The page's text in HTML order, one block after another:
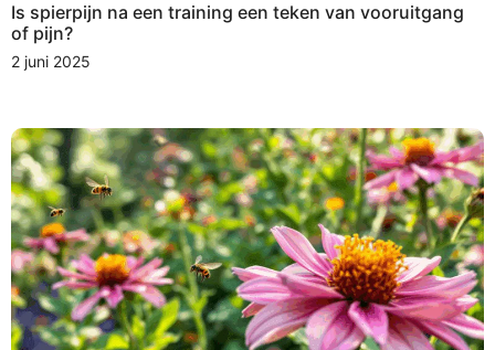
Is spierpijn na een training een teken van vooruitgang
of pijn?
2 juni 2025